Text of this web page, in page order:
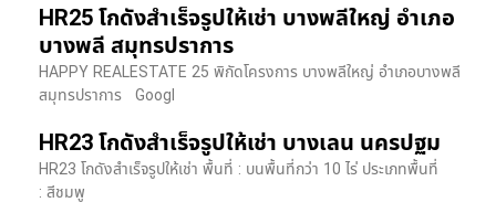
HR25 โกดังสำเร็จรูปให้เช่า บางพลีใหญ่ อำเภอ
บางพลี สมุทรปราการ
HAPPY REALESTATE 25 พิกัดโครงการ บางพลีใหญ่ อำเภอบางพลี
สมุทรปราการ Googl
HR23 โกดังสำเร็จรูปให้เช่า บางเลน นครปฐม
HR23 โกดังสำเร็จรูปให้เช่า พื้นที่ : บนพื้นที่กว่า 10 ไร่ ประเภทพื้นที่
: สีชมพู